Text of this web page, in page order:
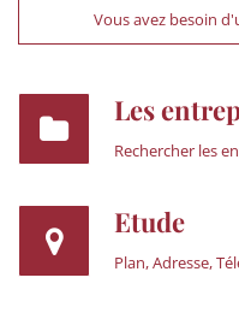
Vous avez besoin
Les
Rechercher les
Etude
Plan, Adresse,